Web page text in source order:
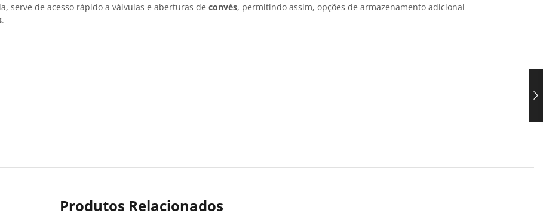
serve de acesso rápido a válvulas e aberturas de convés, permitindo assim, opções de armazenamento adicional
.
Produtos Relacionados